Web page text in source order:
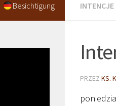
INTENCJE
PRZEZ KS.
Besichtigung